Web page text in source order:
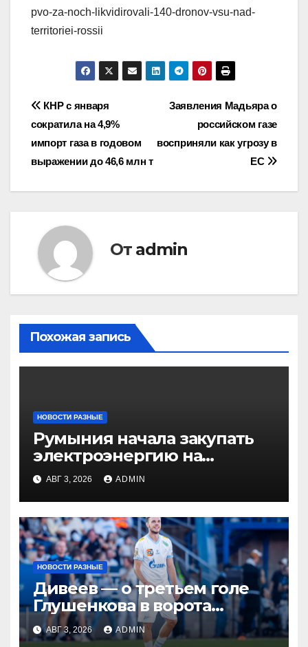
pvo-za-noch-likvidirovali-140-dronov-vsu-nad-
territoriei-rossii
Навигация
по
записям
Заявления Мадьяра о
российском газе
восприняли как угрозу в
ЕС
КНР с января
сократила на 4,9%
импорт газа в годовом
выражении до 46,6 млн т
От admin
Похожая запись
НОВОСТИ РАЗНЫЕ
Румыния начала закупать
электроэнергию на
Украине из-за дефицита
АВГ 3, 2026 ADMIN
НОВОСТИ РАЗНЫЕ
Дивеев — о третьем голе
Глушенкова в ворота
«Оренбурга»: «Напомнил
Джону Джону, что
АВГ 3, 2026 ADMIN